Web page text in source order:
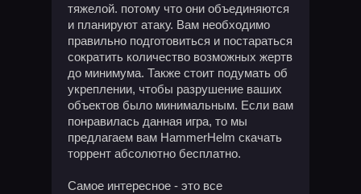
тяжелой. потому что они объединяются
и планируют атаку. Вам необходимо
правильно подготовиться и постараться
сократить количество возможных жертв
до минимума. Также стоит подумать об
укреплении, чтобы разрушение ваших
объектов было минимальным. Если вам
понравилась данная игра, то мы
предлагаем вам HammerHelm скачать
торрент абсолютно бесплатно.
Самое интересное - это все